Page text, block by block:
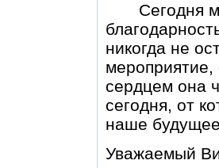
Сегодня мы
никогда не
сердцем она
сегодня, от
наше
Уважаемый